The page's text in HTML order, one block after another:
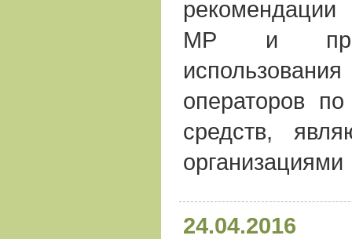
МР и
операторов
средств,
организациями
24.04.2016